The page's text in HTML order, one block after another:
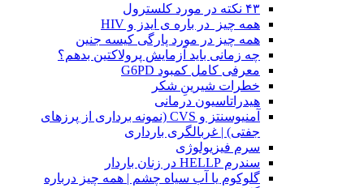
۴۳ نکته در مورد کلسترول
همه چیز در باره ی ایدز و HIV
همه چیز در مورد پارگی کیسه جنین
چه زمانی باید آزمایش پرولاکتین بدهم؟
معرفی کامل کمبود G6PD
خطرات شیرینِ شکر
هیدراتاسیون درمانی
آمنیوسنتز و CVS (نمونه برداری از پرزهای
جفتی) | غربالگری بارداری
سرم فیزیولوژی
سندرم HELLP در زنان باردار
گلوکوم یا آب سیاه چشم | همه چیز درباره